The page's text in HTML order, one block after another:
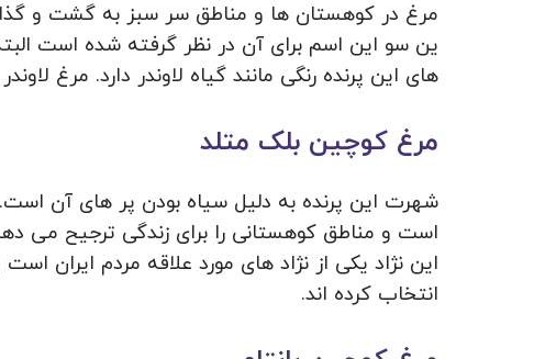
مرغ در کوهستان ها و مناطق سر سبز به گشت و گذار
ین سو این اسم برای آن در نظر گرفته شده است
های این پرنده رنگی مانند گیاه لاوندر دارد. مرغ
مرغ کوچین بلک متلد
شهرت این پرنده به دلیل سیاه بودن پر های آن
است و مناطق کوهستانی را برای زندگی ترجیح می
این نژاد یکی از نژاد های مورد علاقه مردم ایران
انتخاب کرده اند.